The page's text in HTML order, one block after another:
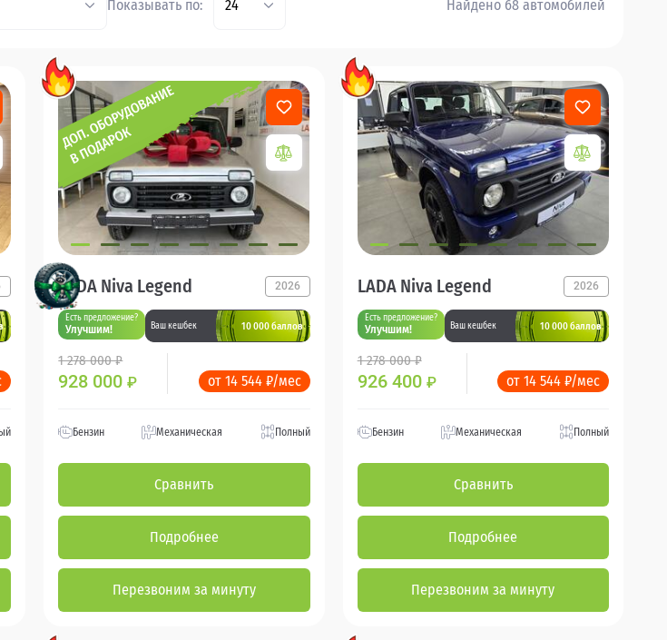
Показывать по: 24 Найдено 68 автомобилей
LADA Niva Legend 2026
Есть предложение?
Улучшим! Ваш кешбек 10 000 баллов
1 278 000 ₽
928 000₽ от 14 544 ₽/мес
Бензин Механическая Полный
Сравнить
Подробнее
Перезвоним за минуту
LADA Niva Legend 2026
Есть предложение?
Улучшим! Ваш кешбек 10 000 баллов
1 278 000 ₽
926 400 ₽ от 14 544 ₽/мес
Бензин Механическая Полный
Сравнить
Подробнее
Перезвоним за минуту